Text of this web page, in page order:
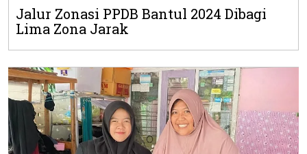
Jalur Zonasi PPDB Bantul 2024 Dibagi
Lima Zona Jarak